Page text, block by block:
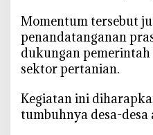
e
g
o
K
e
‎Momentum tersebut
penandatanganan
dukungan
sektor pertanian.
‎Kegiatan ini
tumbuhnya desa-desa